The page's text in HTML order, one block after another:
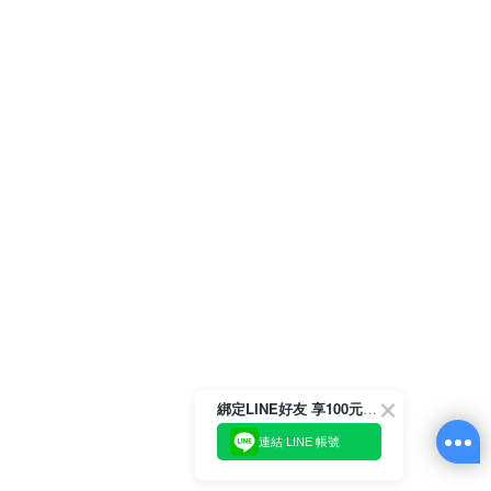
綁定LINE好友 享100元折價券
連結 LINE 帳號